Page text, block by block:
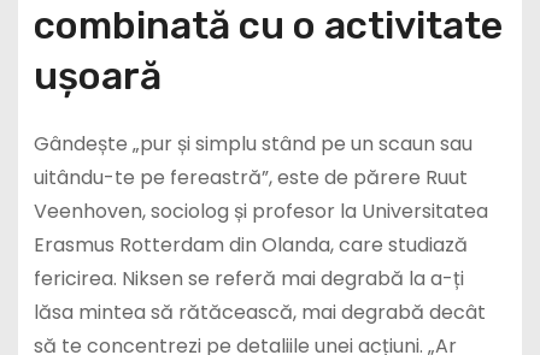
combinată cu o activitate
ușoară
Gândește „pur și simplu stând pe un scaun sau
uitându-te pe fereastră”, este de părere Ruut
Veenhoven, sociolog și profesor la Universitatea
Erasmus Rotterdam din Olanda, care studiază
fericirea. Niksen se referă mai degrabă la a-ți
lăsa mintea să rătăcească, mai degrabă decât
să te concentrezi pe detaliile unei acțiuni. „Ar